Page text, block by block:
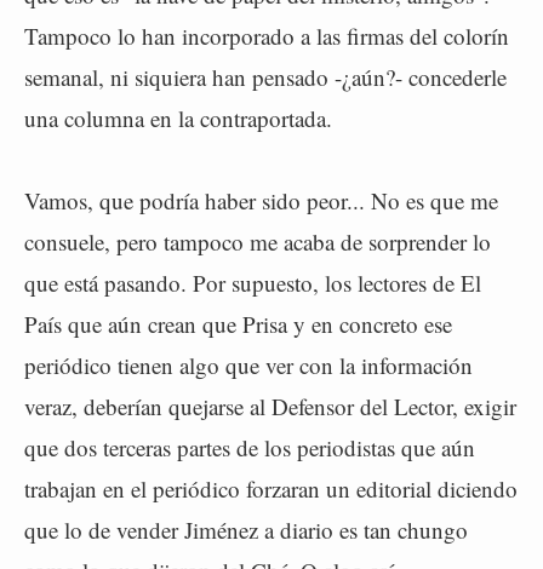
Tampoco lo han incorporado a las firmas del colorín
semanal, ni siquiera han pensado -¿aún?- concederle
una columna en la contraportada.
Vamos, que podría haber sido peor... No es que me
consuele, pero tampoco me acaba de sorprender lo
que está pasando. Por supuesto, los lectores de El
País que aún crean que Prisa y en concreto ese
periódico tienen algo que ver con la información
veraz, deberían quejarse al Defensor del Lector, exigir
que dos terceras partes de los periodistas que aún
trabajan en el periódico forzaran un editorial diciendo
que lo de vender Jiménez a diario es tan chungo